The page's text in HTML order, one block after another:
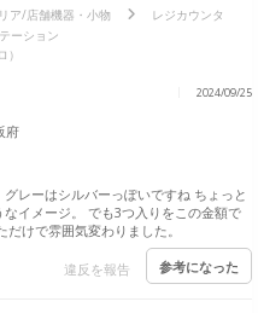
ア/店舗機器・小物
レジカウンタ
ーション
2024/09/25
府
レーはシルバーっぽいですね ちょっと
イメージ。 でも3つ入りをこの金額で
けで雰囲気変わりました。
違反を報告 参考になった